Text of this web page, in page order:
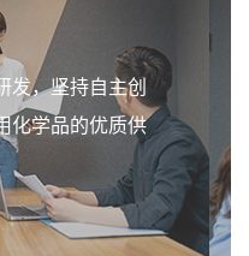
发，坚持自主创
化学品的优质供